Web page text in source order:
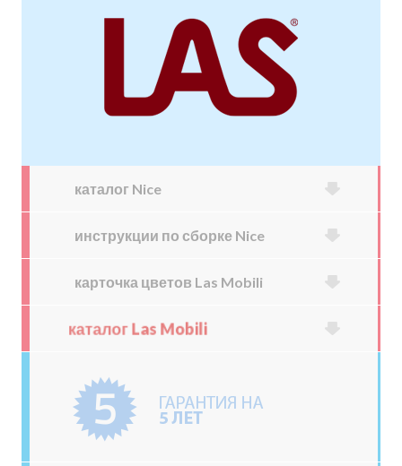
каталог Nice
инструкции по сборке Nice
карточка цветов Las Mobili
каталог Las Mobili